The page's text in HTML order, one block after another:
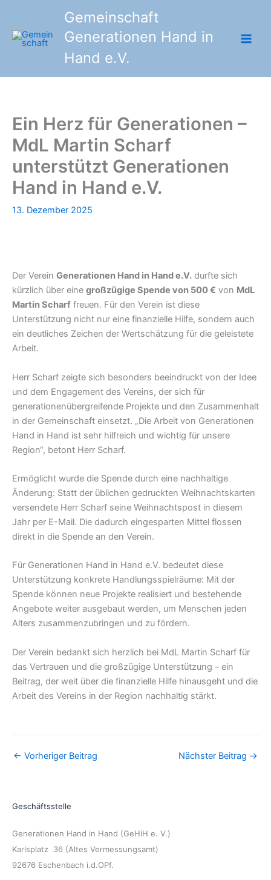
springen
Gemeinschaft
Generationen Hand in
Hand e.V.
Ein Herz für Generationen –
MdL Martin Scharf
unterstützt Generationen
Hand in Hand e.V.
13. Dezember 2025
Der Verein Generationen Hand in Hand e.V. durfte sich
kürzlich über eine großzügige Spende von 500 € von MdL
Martin Scharf freuen. Für den Verein ist diese
Unterstützung nicht nur eine finanzielle Hilfe, sondern auch
ein deutliches Zeichen der Wertschätzung für die geleistete
Arbeit.
Herr Scharf zeigte sich besonders beeindruckt von der Idee
und dem Engagement des Vereins, der sich für
generationenübergreifende Projekte und den Zusammenhalt
in der Gemeinschaft einsetzt. „Die Arbeit von Generationen
Hand in Hand ist sehr hilfreich und wichtig für unsere
Region“, betont Herr Scharf.
Ermöglicht wurde die Spende durch eine nachhaltige
Änderung: Statt der üblichen gedruckten Weihnachtskarten
versendete Herr Scharf seine Weihnachtspost in diesem
Jahr per E-Mail. Die dadurch eingesparten Mittel flossen
direkt in die Spende an den Verein.
Für Generationen Hand in Hand e.V. bedeutet diese
Unterstützung konkrete Handlungsspielräume: Mit der
Spende können neue Projekte realisiert und bestehende
Angebote weiter ausgebaut werden, um Menschen jeden
Alters zusammenzubringen und zu fördern.
Der Verein bedankt sich herzlich bei MdL Martin Scharf für
das Vertrauen und die großzügige Unterstützung – ein
Beitrag, der weit über die finanzielle Hilfe hinausgeht und die
Arbeit des Vereins in der Region nachhaltig stärkt.
← Vorheriger Beitrag Nächster Beitrag →
Geschäftsstelle
Generationen Hand in Hand (GeHiH e. V.)
Karlsplatz 36 (Altes Vermessungsamt)
92676 Eschenbach i.d.OPf.